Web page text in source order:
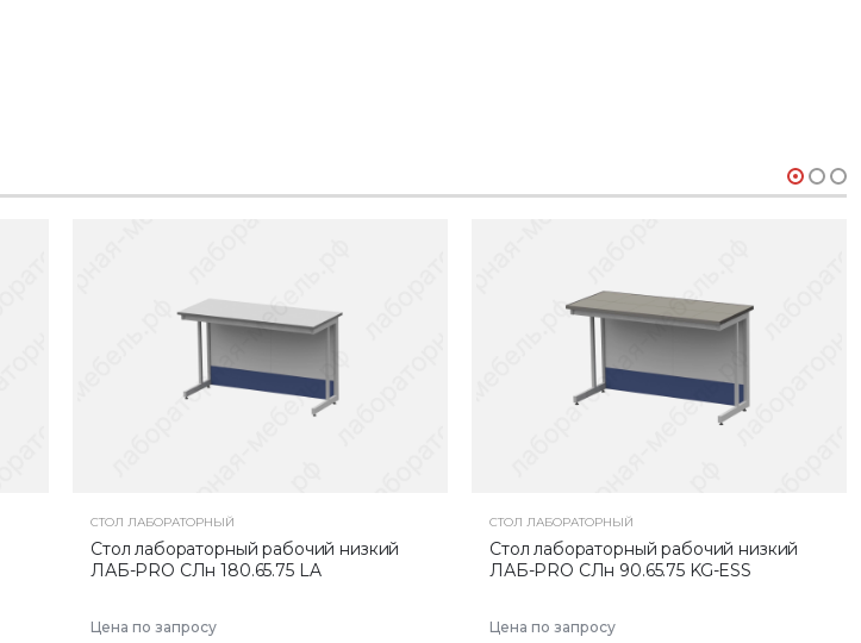
СТОЛ ЛАБОРАТОРНЫЙ
Стол лабораторный рабочий низкий
ЛАБ-PRO CЛн 180.65.75 LA
Цена по запросу
СТОЛ ЛАБОРАТОРНЫЙ
Стол лабораторный рабочий низкий
ЛАБ-PRO CЛн 90.65.75 KG-ESS
Цена по запросу